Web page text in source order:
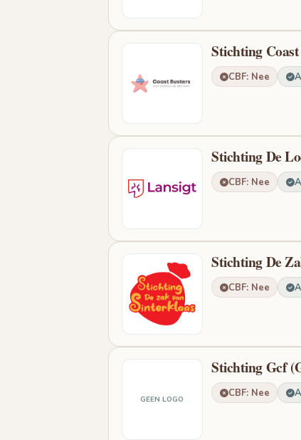
Stichting
CBF: Nee
Stichting De
CBF: Nee
Stichting De
CBF: Nee
GEEN LOGO
Stichting Gcf
CBF: Nee